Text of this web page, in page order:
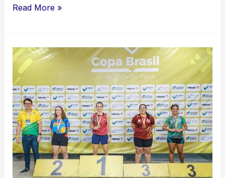
Read More »
RESULTADOS
DA
COPA
BRASIL
PRAIA
DO
FRANCÊS/AL